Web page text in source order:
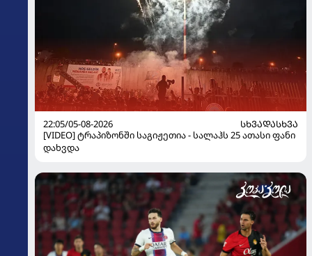
22:05/05-08-2026
ᲡᲮᲕᲐᲓᲐᲡᲮᲕᲐ
[VIDEO] ტრაპიზონში საგიჟეთია - სალაჰს 25 ათასი ფანი
დახვდა